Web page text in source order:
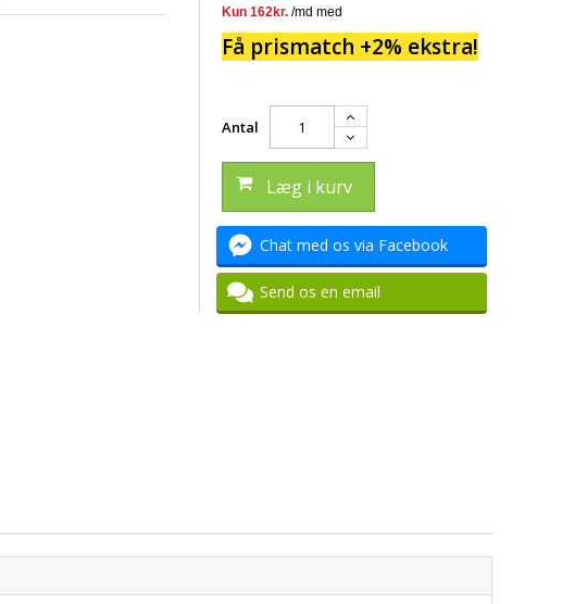
Få prismatch +2% ekstra!
Antal
Læg i kurv
Chat med os via Facebook
Send os en email